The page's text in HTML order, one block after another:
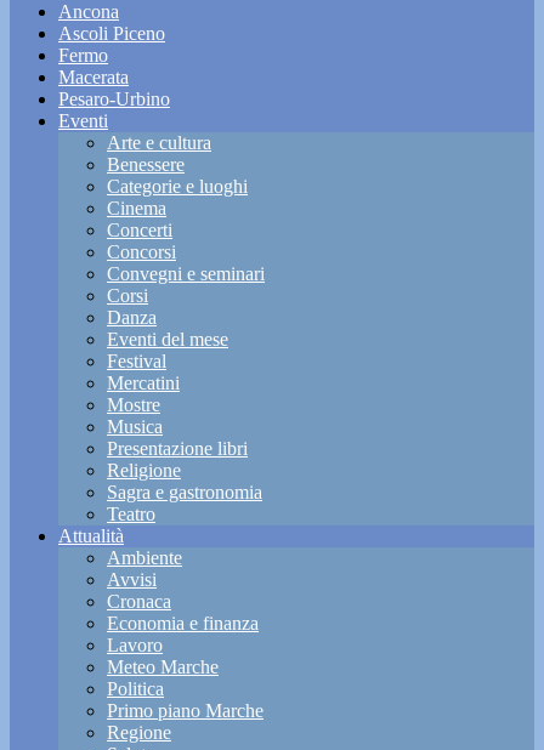
Ancona
Ascoli Piceno
Fermo
Macerata
Pesaro-Urbino
Eventi
Arte e cultura
Benessere
Categorie e luoghi
Cinema
Concerti
Concorsi
Convegni e seminari
Corsi
Danza
Eventi del mese
Festival
Mercatini
Mostre
Musica
Presentazione libri
Religione
Sagra e gastronomia
Teatro
Attualità
Ambiente
Avvisi
Cronaca
Economia e finanza
Lavoro
Meteo Marche
Politica
Primo piano Marche
Regione